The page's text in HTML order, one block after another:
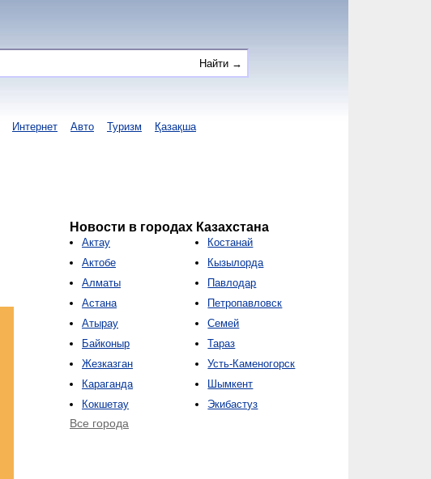
Интернет Авто Туризм Қазақша
Новости в городах Казахстана
Актау
Актобе
Алматы
Астана
Атырау
Байконыр
Жезказган
Караганда
Кокшетау
Костанай
Кызылорда
Павлодар
Петропавловск
Семей
Тараз
Усть-Каменогорск
Шымкент
Экибастуз
Все города